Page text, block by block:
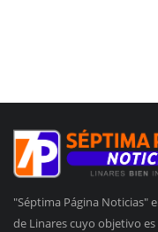
"Séptima Página Noticias"
de Linares cuyo objetivo